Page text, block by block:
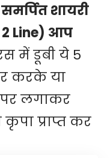
शायरी
Line) आप
में डूबी ये 5
करके या
लगाकर
प्राप्त कर